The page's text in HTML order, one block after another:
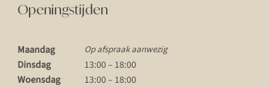
Openingstijden
Maandag Op afspraak aanwezig
Dinsdag
13:00 – 18:00
Woensdag
13:00 – 18:00